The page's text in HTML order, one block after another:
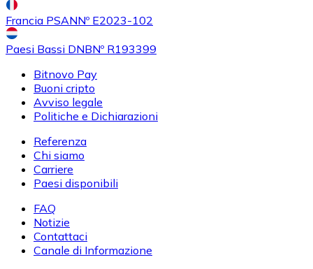
Francia PSANNº E2023-102
Paesi Bassi DNBNº R193399
Bitnovo Pay
Buoni cripto
Avviso legale
Politiche e Dichiarazioni
Referenza
Chi siamo
Carriere
Paesi disponibili
FAQ
Notizie
Contattaci
Canale di Informazione